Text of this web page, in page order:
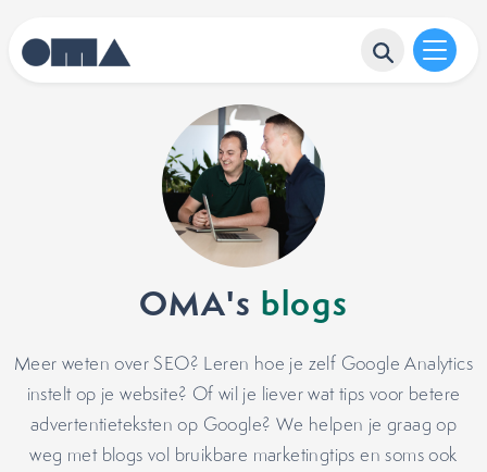
OMA's blogs
Meer weten over SEO? Leren hoe je zelf Google Analytics
instelt op je website? Of wil je liever wat tips voor betere
advertentieteksten op Google? We helpen je graag op
weg met blogs vol bruikbare marketingtips en soms ook